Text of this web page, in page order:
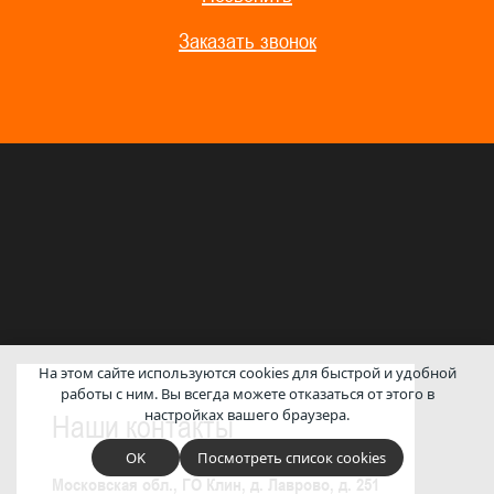
Заказать звонок
Наши контакты
Московская обл., ГО Клин, д. Лаврово, д. 251
На этом сайте используются cookies для быстрой и удобной
работы с ним. Вы всегда можете отказаться от этого в
настройках вашего браузера.
OK Посмотреть список cookies